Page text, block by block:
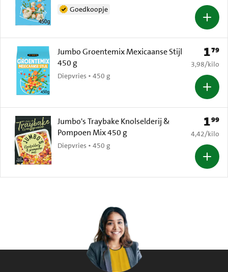
Goedkoopje
Jumbo Groentemix Mexicaanse Stijl
450 g
Diepvries • 450 g
Prijs:
179
€ 3,98 per
3,98/kilo
Jumbo's Traybake Knolselderij &
Pompoen Mix 450 g
Diepvries • 450 g
Prijs:
199
€ 4,42 per
4,42/kilo